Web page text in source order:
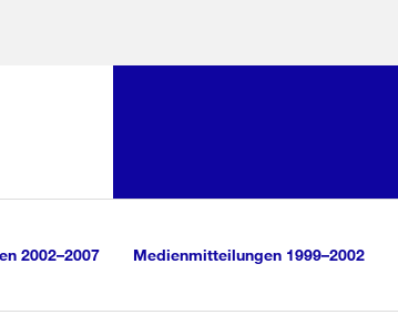
2002–2007 Medienmitteilungen 1999–2002